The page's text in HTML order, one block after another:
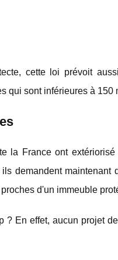
cette loi prévoit
qui sont inférieures à 150
la France ont
demandent
d'un immeuble
En effet, aucun projet